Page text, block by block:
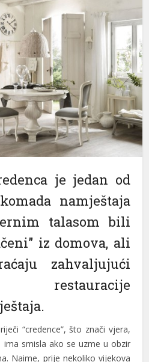
je jedan od
namještaja
talasom bili
iz domova, ali
zahvaljujući
restauracije
“credence”, što znači vjera,
smisla ako se uzme u obzir
Naime, prije nekoliko vijekova